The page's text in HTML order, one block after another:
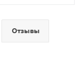
Отзывы